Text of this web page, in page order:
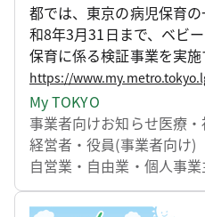
都では、東京の病児保育
和8年3月31日まで、ベビ
保育に係る検証事業を実
た。 検証事業の実施に当
ター事業者及び参画自治体
知らせいたします。
My TOKYO
事業者向けお知らせ医療
経営者・役員(事業者向け)
自営業・自由業・個人事